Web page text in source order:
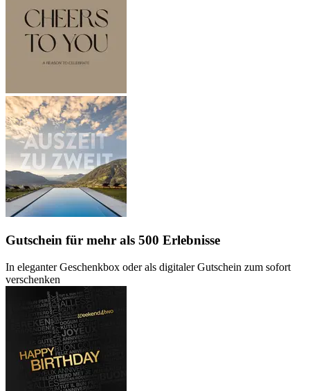
Gutschein für mehr als 500 Erlebnisse
In eleganter Geschenkbox oder als digitaler Gutschein zum sofort
verschenken